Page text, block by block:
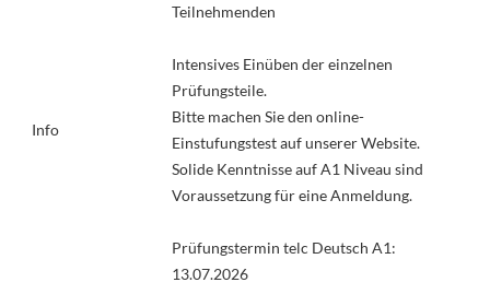
Info
Teilnehmenden
Intensives Einüben der einzelnen
Prüfungsteile.
Bitte machen Sie den online-
Einstufungstest auf unserer Website.
Solide Kenntnisse auf A1 Niveau sind
Voraussetzung für eine Anmeldung.
Prüfungstermin telc Deutsch A1:
13.07.2026